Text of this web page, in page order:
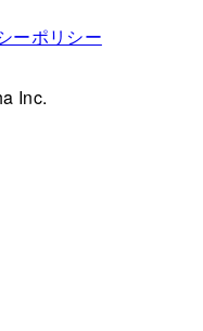
ーポリシー
Inc.